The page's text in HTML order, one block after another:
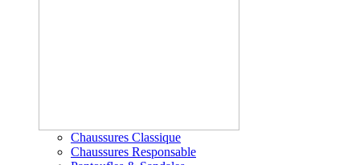
Chaussures Classique
Chaussures Responsable